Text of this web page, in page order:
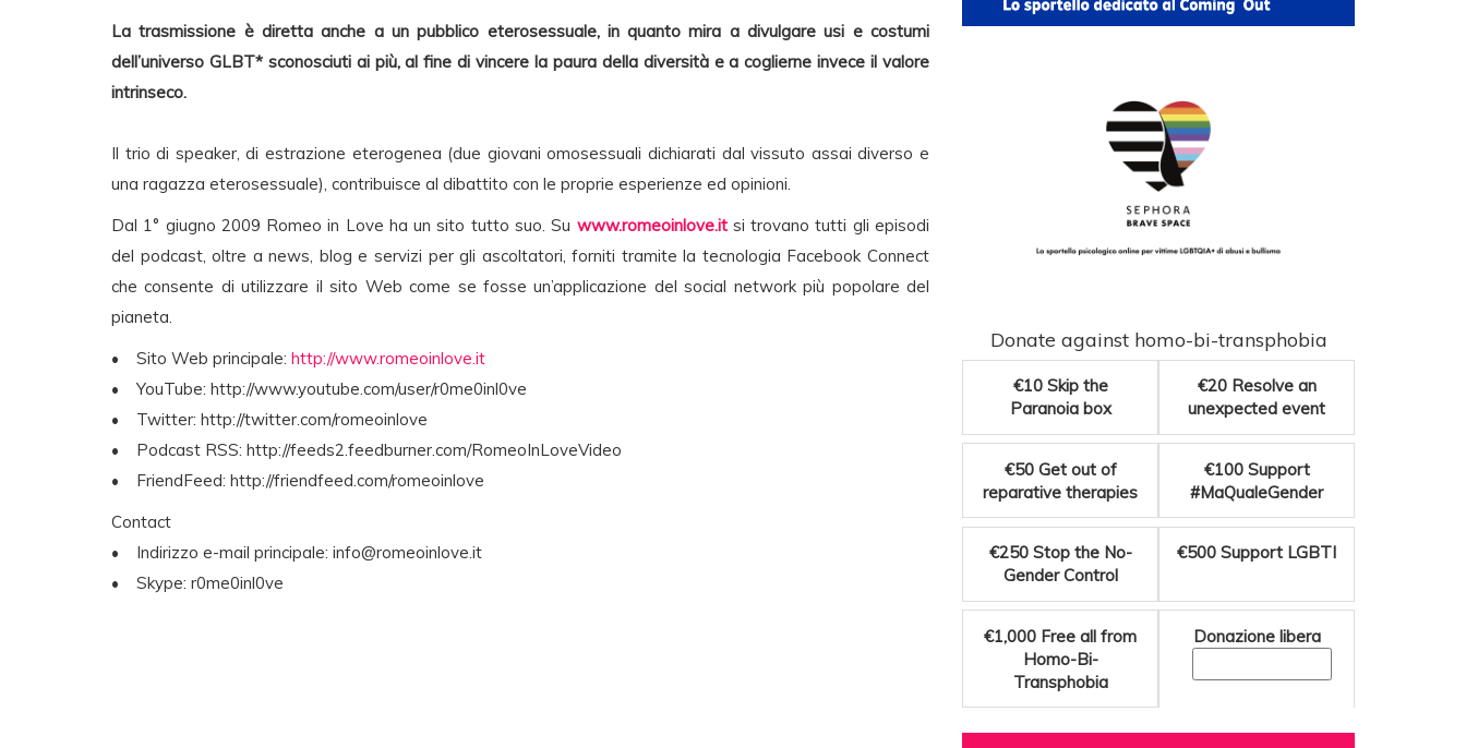
La trasmissione è diretta anche a un pubblico eterosessuale, in quanto mira a divulgare usi e costumi
dell’universo GLBT* sconosciuti ai più, al fine di vincere la paura della diversità e a coglierne invece il valore
intrinseco.
Il trio di speaker, di estrazione eterogenea (due giovani omosessuali dichiarati dal vissuto assai diverso e
una ragazza eterosessuale), contribuisce al dibattito con le proprie esperienze ed opinioni.
Dal 1° giugno 2009 Romeo in Love ha un sito tutto suo. Su www.romeoinlove.itsi trovano tutti gli episodi
del podcast, oltre a news, blog e servizi per gli ascoltatori, forniti tramite la tecnologia Facebook Connect
che consente di utilizzare il sito Web come se fosse un’applicazione del social network più popolare del
pianeta.
• Sito Web principale: http://www.romeoinlove.it
• YouTube: http://www.youtube.com/user/r0me0inl0ve
• Twitter: http://twitter.com/romeoinlove
• Podcast RSS: http://feeds2.feedburner.com/RomeoInLoveVideo
• FriendFeed: http://friendfeed.com/romeoinlove
Contact
• Indirizzo e-mail principale: info@romeoinlove.it
• Skype: r0me0inl0ve
Donate against homo-bi-transphobia
€10 Skip the
Paranoia box
€20 Resolve an
unexpected event
€50 Get out of
reparative therapies
€100 Support
#MaQualeGender
€250 Stop the No-
Gender Control
€500 Support LGBTI
€1,000 Free all from
Homo-Bi-
Transphobia
Donazione libera